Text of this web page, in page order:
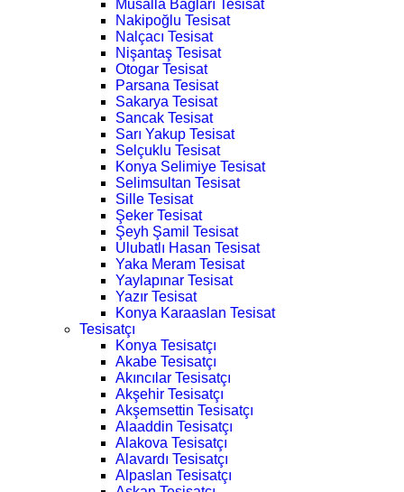
Musalla Bağları Tesisat
Nakipoğlu Tesisat
Nalçacı Tesisat
Nişantaş Tesisat
Otogar Tesisat
Parsana Tesisat
Sakarya Tesisat
Sancak Tesisat
Sarı Yakup Tesisat
Selçuklu Tesisat
Konya Selimiye Tesisat
Selimsultan Tesisat
Sille Tesisat
Şeker Tesisat
Şeyh Şamil Tesisat
Ulubatlı Hasan Tesisat
Yaka Meram Tesisat
Yaylapınar Tesisat
Yazır Tesisat
Konya Karaaslan Tesisat
Tesisatçı
Konya Tesisatçı
Akabe Tesisatçı
Akıncılar Tesisatçı
Akşehir Tesisatçı
Akşemsettin Tesisatçı
Alaaddin Tesisatçı
Alakova Tesisatçı
Alavardı Tesisatçı
Alpaslan Tesisatçı